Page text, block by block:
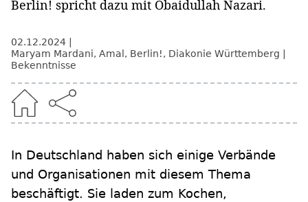
Berlin! spricht dazu mit Obaidullah Nazari.
02.12.2024
Maryam Mardani, Amal, Berlin!, Diakonie Württemberg
Bekenntnisse
In Deutschland haben sich einige Verbände
und Organisationen mit diesem Thema
beschäftigt. Sie laden zum Kochen,